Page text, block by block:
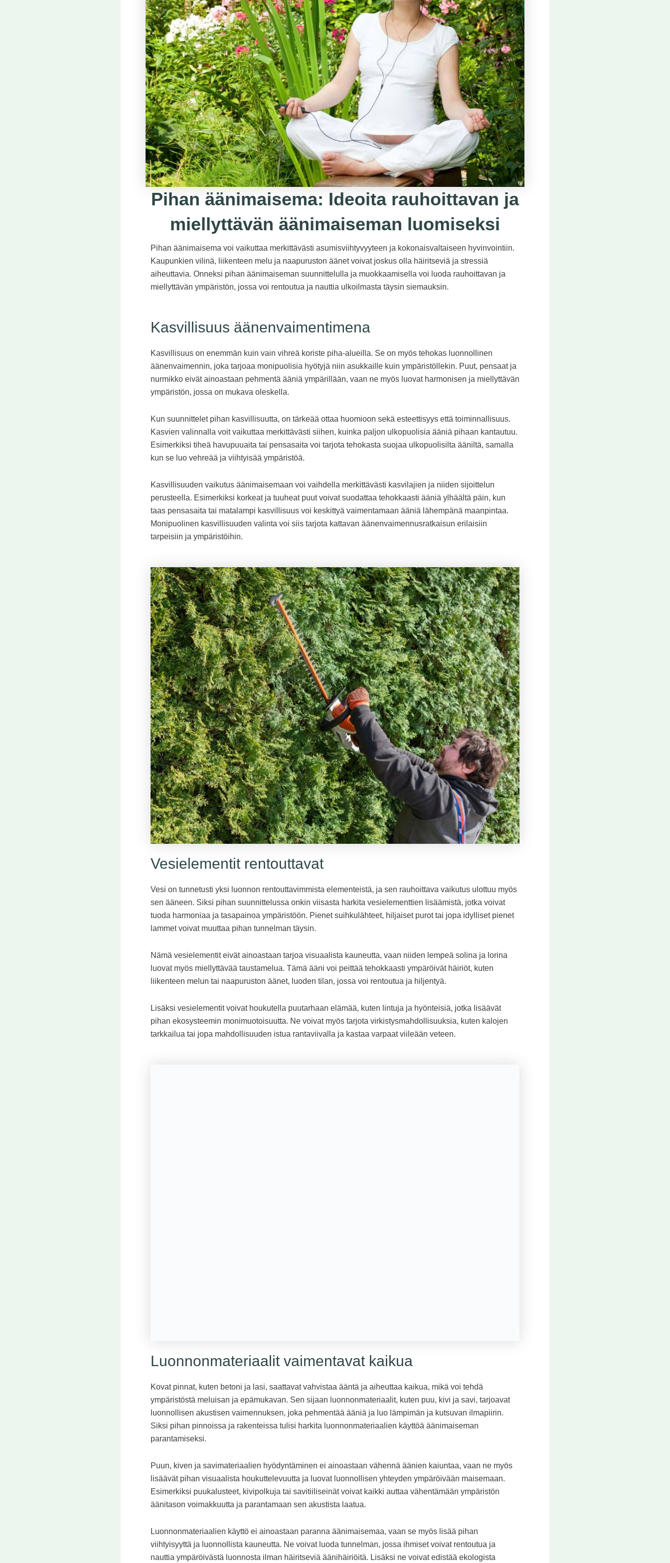
Pihan äänimaisema: Ideoita rauhoittavan ja
miellyttävän äänimaiseman luomiseksi
Pihan äänimaisema voi vaikuttaa merkittävästi asumisviihtyvyyteen ja kokonaisvaltaiseen hyvinvointiin.
Kaupunkien vilinä, liikenteen melu ja naapuruston äänet voivat joskus olla häiritseviä ja stressiä
aiheuttavia. Onneksi pihan äänimaiseman suunnittelulla ja muokkaamisella voi luoda rauhoittavan ja
miellyttävän ympäristön, jossa voi rentoutua ja nauttia ulkoilmasta täysin siemauksin.
Kasvillisuus äänenvaimentimena
Kasvillisuus on enemmän kuin vain vihreä koriste piha-alueilla. Se on myös tehokas luonnollinen
äänenvaimennin, joka tarjoaa monipuolisia hyötyjä niin asukkaille kuin ympäristöllekin. Puut, pensaat ja
nurmikko eivät ainoastaan pehmentä ääniä ympärillään, vaan ne myös luovat harmonisen ja miellyttävän
ympäristön, jossa on mukava oleskella.
Kun suunnittelet pihan kasvillisuutta, on tärkeää ottaa huomioon sekä esteettisyys että toiminnallisuus.
Kasvien valinnalla voit vaikuttaa merkittävästi siihen, kuinka paljon ulkopuolisia ääniä pihaan kantautuu.
Esimerkiksi tiheä havupuuaita tai pensasaita voi tarjota tehokasta suojaa ulkopuolisilta ääniltä, samalla
kun se luo vehreää ja viihtyisää ympäristöä.
Kasvillisuuden vaikutus äänimaisemaan voi vaihdella merkittävästi kasvilajien ja niiden sijoittelun
perusteella. Esimerkiksi korkeat ja tuuheat puut voivat suodattaa tehokkaasti ääniä ylhäältä päin, kun
taas pensasaita tai matalampi kasvillisuus voi keskittyä vaimentamaan ääniä lähempänä maanpintaa.
Monipuolinen kasvillisuuden valinta voi siis tarjota kattavan äänenvaimennusratkaisun erilaisiin
tarpeisiin ja ympäristöihin.
Vesielementit rentouttavat
Vesi on tunnetusti yksi luonnon rentouttavimmista elementeistä, ja sen rauhoittava vaikutus ulottuu myös
sen ääneen. Siksi pihan suunnittelussa onkin viisasta harkita vesielementtien lisäämistä, jotka voivat
tuoda harmoniaa ja tasapainoa ympäristöön. Pienet suihkulähteet, hiljaiset purot tai jopa idylliset pienet
lammet voivat muuttaa pihan tunnelman täysin.
Nämä vesielementit eivät ainoastaan tarjoa visuaalista kauneutta, vaan niiden lempeä solina ja lorina
luovat myös miellyttävää taustamelua. Tämä ääni voi peittää tehokkaasti ympäröivät häiriöt, kuten
liikenteen melun tai naapuruston äänet, luoden tilan, jossa voi rentoutua ja hiljentyä.
Lisäksi vesielementit voivat houkutella puutarhaan elämää, kuten lintuja ja hyönteisiä, jotka lisäävät
pihan ekosysteemin monimuotoisuutta. Ne voivat myös tarjota virkistysmahdollisuuksia, kuten kalojen
tarkkailua tai jopa mahdollisuuden istua rantaviivalla ja kastaa varpaat viileään veteen.
Luonnonmateriaalit vaimentavat kaikua
Kovat pinnat, kuten betoni ja lasi, saattavat vahvistaa ääntä ja aiheuttaa kaikua, mikä voi tehdä
ympäristöstä meluisan ja epämukavan. Sen sijaan luonnonmateriaalit, kuten puu, kivi ja savi, tarjoavat
luonnollisen akustisen vaimennuksen, joka pehmentää ääniä ja luo lämpimän ja kutsuvan ilmapiirin.
Siksi pihan pinnoissa ja rakenteissa tulisi harkita luonnonmateriaalien käyttöä äänimaiseman
parantamiseksi.
Puun, kiven ja savimateriaalien hyödyntäminen ei ainoastaan vähennä äänien kaiuntaa, vaan ne myös
lisäävät pihan visuaalista houkuttelevuutta ja luovat luonnollisen yhteyden ympäröivään maisemaan.
Esimerkiksi puukalusteet, kivipolkuja tai savitiiliseinät voivat kaikki auttaa vähentämään ympäristön
äänitason voimakkuutta ja parantamaan sen akustista laatua.
Luonnonmateriaalien käyttö ei ainoastaan paranna äänimaisemaa, vaan se myös lisää pihan
viihtyisyyttä ja luonnollista kauneutta. Ne voivat luoda tunnelman, jossa ihmiset voivat rentoutua ja
nauttia ympäröivästä luonnosta ilman häiritseviä äänihäiriöitä. Lisäksi ne voivat edistää ekologista